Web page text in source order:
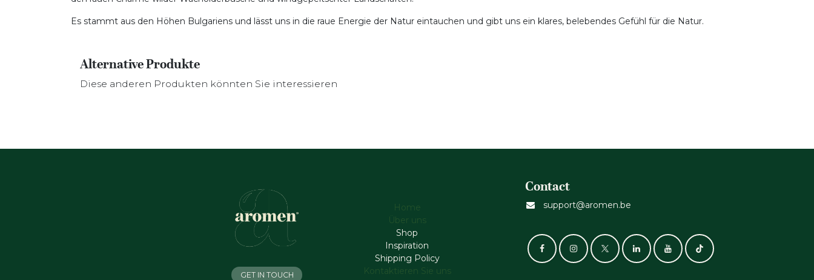
Es stammt aus den Höhen Bulgariens und lässt uns in die raue Energie der Natur eintauchen und gibt uns ein klares, belebendes Gefühl für die Natur.
Alternative Produkte
Diese anderen Produkten könnten Sie interessieren
Home
Über uns
Shop
Inspiration
Shipping Policy
Kontaktieren Sie uns
Contact
support@aromen.be
GET IN TOUCH